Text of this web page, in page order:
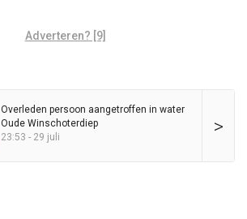
Adverteren? [9]
>
Overleden persoon aangetroffen in water
Oude Winschoterdiep
23:53 - 29 juli